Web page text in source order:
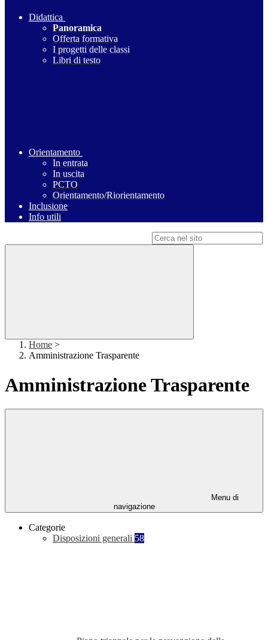
Didattica
Panoramica
Offerta formativa
I progetti delle classi
Libri di testo
Orientamento
In entrata
In uscita
PCTO
Orientamento/Riorientamento
Inclusione
Info utili
Home >
Amministrazione Trasparente
Amministrazione Trasparente
Menu di
navigazione
Categorie
Disposizioni generali 58